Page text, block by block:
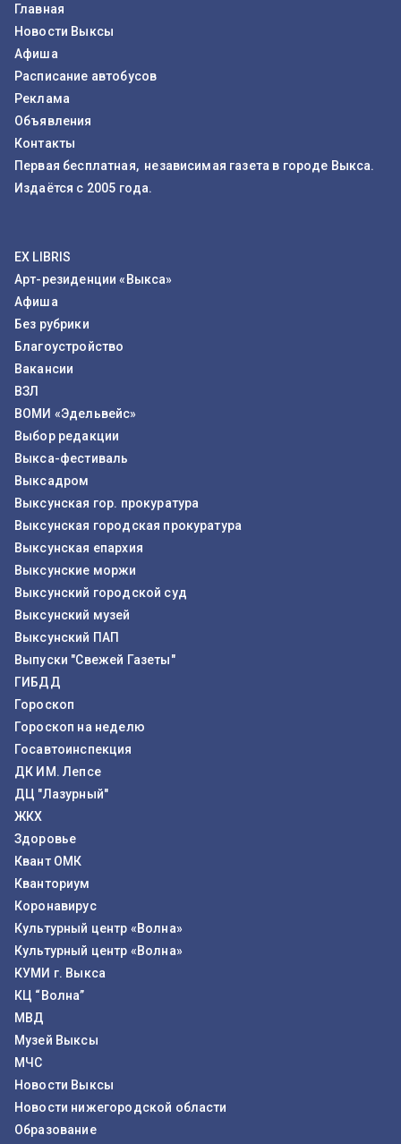
Главная
Новости Выксы
Афиша
Расписание автобусов
Реклама
Объявления
Контакты
Первая бесплатная, независимая газета в городе Выкса.
Издаётся с 2005 года.
EX LIBRIS
Арт-резиденции «Выкса»
Афиша
Без рубрики
Благоустройство
Вакансии
ВЗЛ
ВОМИ «Эдельвейс»
Выбор редакции
Выкса-фестиваль
Выксадром
Выксунская гор. прокуратура
Выксунская городская прокуратура
Выксунская епархия
Выксунские моржи
Выксунский городской суд
Выксунский музей
Выксунский ПАП
Выпуски "Свежей Газеты"
ГИБДД
Гороскоп
Гороскоп на неделю
Госавтоинспекция
ДК ИМ. Лепсе
ДЦ "Лазурный"
ЖКХ
Здоровье
Квант ОМК
Кванториум
Коронавирус
Культурный центр «Волна»
Культурный центр «Волна»
КУМИ г. Выкса
КЦ “Волна”
МВД
Музей Выксы
МЧС
Новости Выксы
Новости нижегородской области
Образование